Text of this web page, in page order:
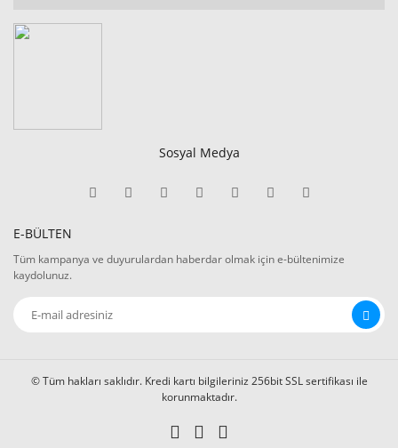
Sosyal Medya
E-BÜLTEN
Tüm kampanya ve duyurulardan haberdar olmak için e-bültenimize
kaydolunuz.
© Tüm hakları saklıdır. Kredi kartı bilgileriniz 256bit SSL sertifikası ile
korunmaktadır.